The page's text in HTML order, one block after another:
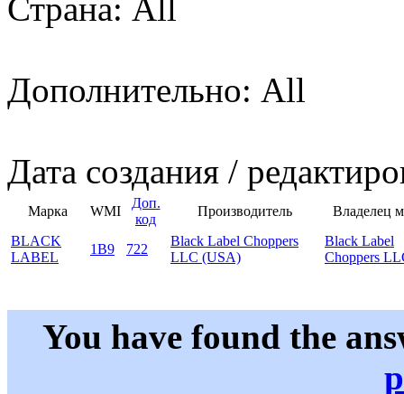
Страна: All
Дополнительно: All
Дата создания /
Марка WMI
Доп.
код
Производитель
Владелец
BLACK
LABEL
1B9 722
Black Label Choppers
LLC (USA)
Black Label
Choppers
You have found the